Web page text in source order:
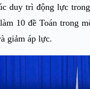
duy trì động lực
10 đề Toán trong
giảm áp lực.